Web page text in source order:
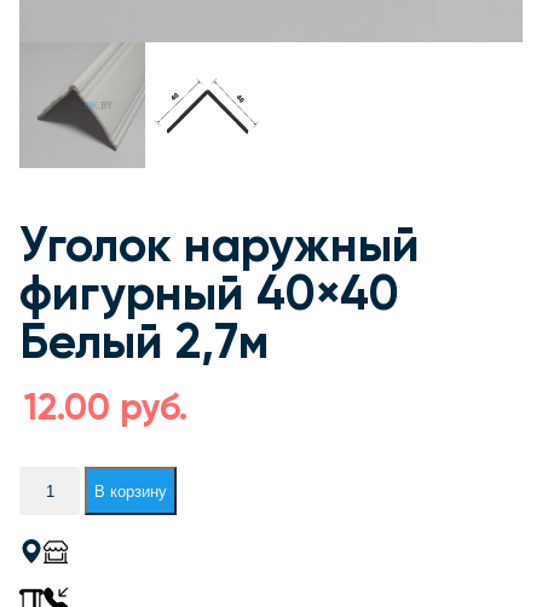
Уголок наружный
фигурный 40×40
Белый 2,7м
12.00 руб.
Количество
товара
Уголок
наружный
В корзину